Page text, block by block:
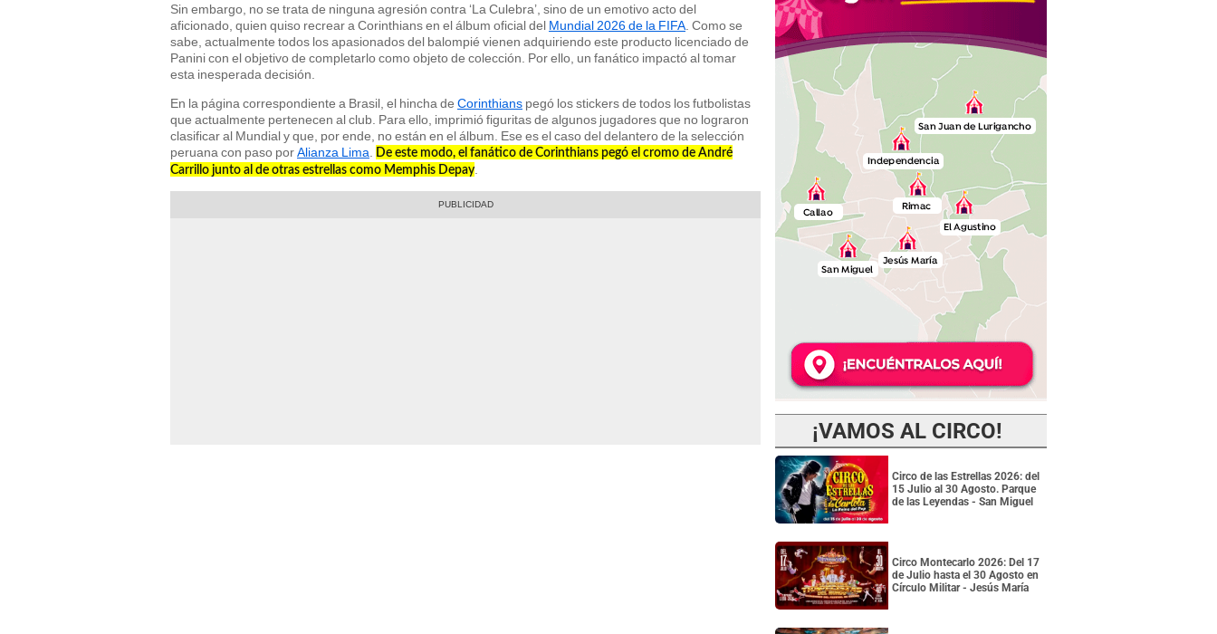
Sin embargo, no se trata de ninguna agresión contra ‘La Culebra’, sino de un emotivo acto del
aficionado, quien quiso recrear a Corinthians en el álbum oficial del Mundial 2026 de la FIFA . Como se
sabe, actualmente todos los apasionados del balompié vienen adquiriendo este producto licenciado de
Panini con el objetivo de completarlo como objeto de colección. Por ello, un fanático impactó al tomar
esta inesperada decisión.
En la página correspondiente a Brasil, el hincha de Corinthians pegó los stickers de todos los futbolistas
que actualmente pertenecen al club. Para ello, imprimió figuritas de algunos jugadores que no lograron
clasificar al Mundial y que, por ende, no están en el álbum. Ese es el caso del delantero de la selección
peruana con paso porAlianza Lima
De este modo, el fanático de Corinthians pegó el cromo de André
Carrillo junto al de otras estrellas como Memphis Depay
¡VAMOS AL CIRCO!
Circo de las Estrellas 2026: del
15 Julio al 30 Agosto. Parque
de las Leyendas - San Miguel
Circo Montecarlo 2026: Del 17
de Julio hasta el 30 Agosto en
Círculo Militar - Jesús María